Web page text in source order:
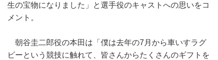
生の宝物になりました」と選手役のキャストへの思いをコ
メント。
朝谷圭二郎役の本田は「僕は去年の7月から車いすラグ
ビーという競技に触れて、皆さんからたくさんのギフトを